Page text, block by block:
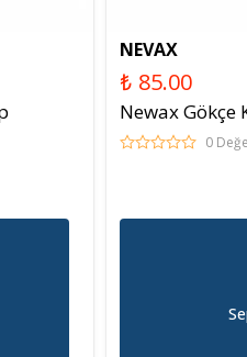
NEVAX
₺ 85.00
Newax
0